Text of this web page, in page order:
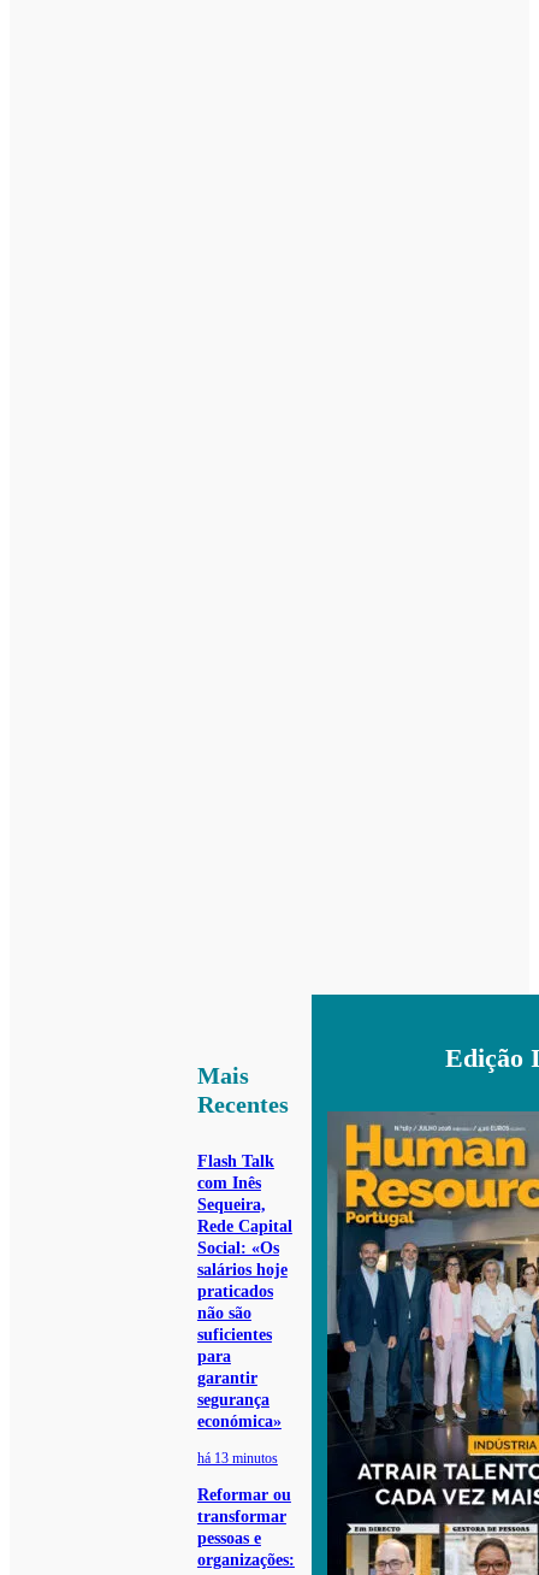
Mais
Recentes
Flash Talk
com Inês
Sequeira,
Rede Capital
Social: «Os
salários hoje
praticados
não são
suficientes
para
garantir
segurança
económica»
há 13 minutos
Reformar ou
transformar
pessoas e
organizações:
Edição